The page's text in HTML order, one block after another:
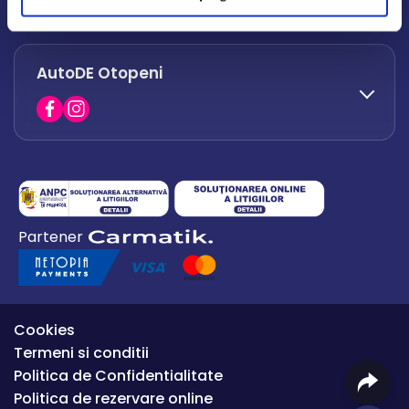
office.afumati@autode.ro
0730 063 852
0730 063 851
AutoDE Otopeni
0754 649 360
office.premium@autode.ro
Partener
Cookies
Termeni si conditii
Politica de Confidentialitate
Politica de rezervare online